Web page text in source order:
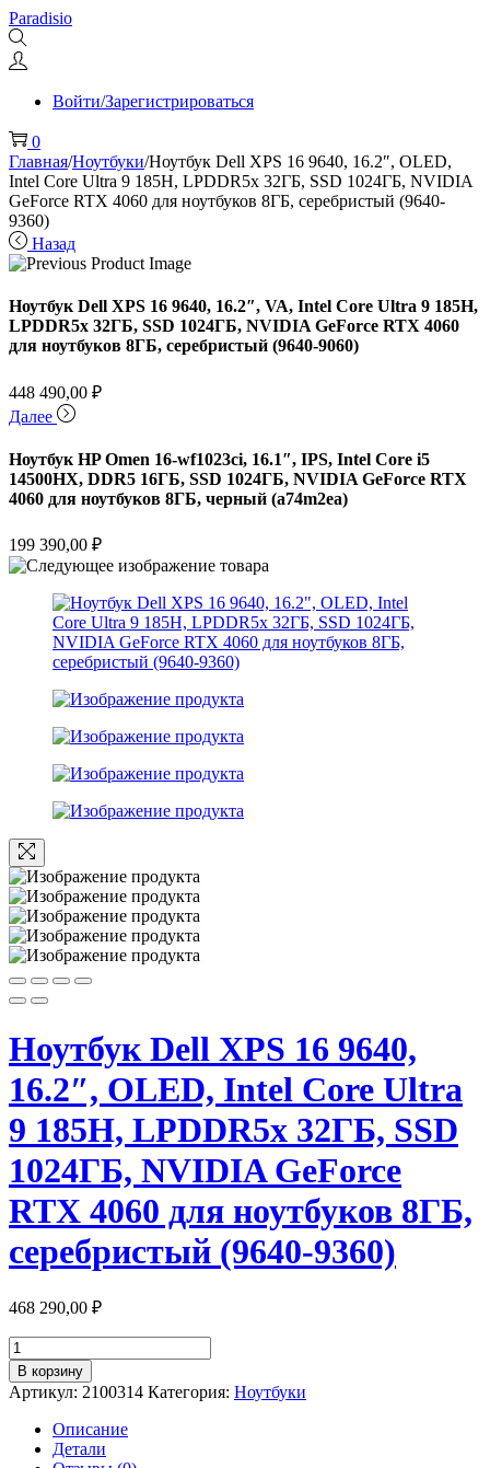
Перейти
к
навигации
Перейти
к
содержимому
Paradisio
Войти/Зарегистрироваться
0
Главная/Ноутбуки/Ноутбук Dell XPS 16 9640, 16.2″, OLED,
Intel Core Ultra 9 185H, LPDDR5x 32ГБ, SSD 1024ГБ, NVIDIA
GeForce RTX 4060 для ноутбуков 8ГБ, серебристый (9640-
9360)
Назад
Ноутбук Dell XPS 16 9640, 16.2″, VA, Intel Core Ultra 9 185H,
LPDDR5x 32ГБ, SSD 1024ГБ, NVIDIA GeForce RTX 4060
для ноутбуков 8ГБ, серебристый (9640-9060)
448 490,00 ₽
Далее
Ноутбук HP Omen 16-wf1023ci, 16.1″, IPS, Intel Core i5
14500HX, DDR5 16ГБ, SSD 1024ГБ, NVIDIA GeForce RTX
4060 для ноутбуков 8ГБ, черный (a74m2ea)
199 390,00 ₽
Ноутбук Dell XPS 16 9640,
16.2″, OLED, Intel Core Ultra
9 185H, LPDDR5x 32ГБ, SSD
1024ГБ, NVIDIA GeForce
RTX 4060 для ноутбуков 8ГБ,
серебристый (9640-9360)
468 290,00 ₽
Количество
товара
Ноутбук
Dell
XPS
9640,
В корзину
Артикул: 2100314 Категория: Ноутбуки
Описание
Детали